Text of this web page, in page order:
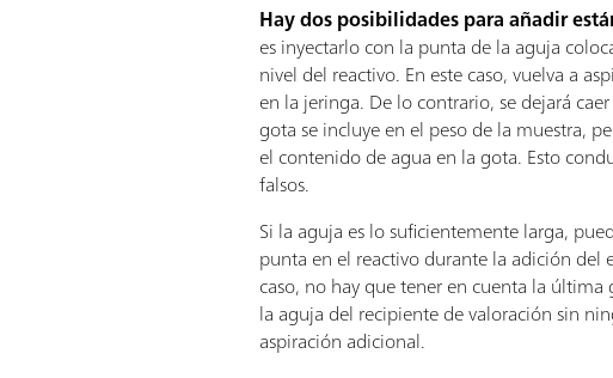
Hay dos posibilidades para añadir
es inyectarlo con la punta de la aguja
nivel del reactivo. En este caso, vuelva a
en la jeringa. De lo contrario, se dejará
gota se incluye en el peso de la muestra,
el contenido de agua en la gota. Esto
falsos.
Si la aguja es lo suficientemente larga,
punta en el reactivo durante la adición del
caso, no hay que tener en cuenta la última
la aguja del recipiente de valoración sin
aspiración adicional.